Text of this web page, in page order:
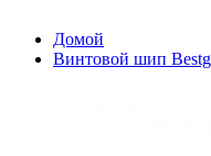
Домой
Винтовой шип